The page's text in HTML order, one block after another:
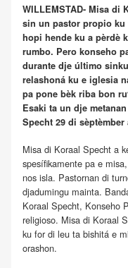
WILLEMSTAD- Misa di
sin un pastor propio ku
hopi hende ku a pèrdè
rumbo. Pero konseho
durante dje último
relashoná ku e iglesia
pa pone bèk riba bon
Esaki ta un dje
Specht 29 di sèptèmber
Misa di Koraal Specht a
spesífikamente pa e
nos isla. Pastornan di
djadumingu mainta.
Koraal Specht, Konseho
religioso. Misa di Koraal
ku for di leu ta bishitá e
orashon.